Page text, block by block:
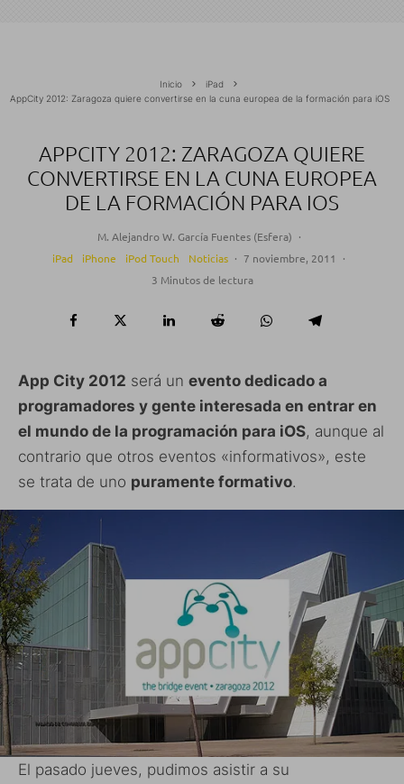
Inicio
iPad
AppCity 2012: Zaragoza quiere convertirse en la cuna europea de la formación para iOS
APPCITY 2012: ZARAGOZA QUIERE
CONVERTIRSE EN LA CUNA EUROPEA
DE LA FORMACIÓN PARA IOS
M. Alejandro W. García Fuentes (Esfera) ·
iPad
iPhone iPod Touch Noticias · 7 noviembre, 2011
·
3 Minutos de lectura
App City 2012 será un evento dedicado a
programadores y gente interesada en entrar en
el mundo de la programación para iOS, aunque al
contrario que otros eventos «informativos», este
se trata de uno puramente formativo.
El pasado jueves, pudimos asistir a su